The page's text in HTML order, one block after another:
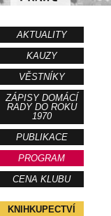
AKTUALITY
KAUZY
VĚSTNÍKY
ZÁPISY DOMÁCÍ
RADY DO ROKU
1970
PUBLIKACE
PROGRAM
CENA KLUBU
KNIHKUPECTVÍ